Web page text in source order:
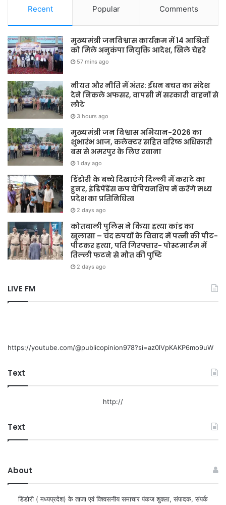
Recent Popular Comments
मुख्यमंत्री जनविश्वास कार्यक्रम में 14 आश्रितों
को मिले अनुकंपा नियुक्ति आदेश, खिले चेहरे
57 mins ago
नीयत और नीति में अंतर: ईंधन बचत का संदेश
देने निकले अफसर, वापसी में सरकारी वाहनों से
लौटे
3 hours ago
मुख्यमंत्री जन विश्वास अभियान-2026 का
शुभारंभ आज, कलेक्टर सहित वरिष्ठ अधिकारी
बस से अमरपुर के लिए रवाना
1 day ago
डिंडोरी के बच्चे दिखाएंगे दिल्ली में कराटे का
हुनर, इंडिपेंडेंस कप चैंपियनशिप में करेंगे मध्य
प्रदेश का प्रतिनिधित्व
2 days ago
कोतवाली पुलिस ने किया हत्या कांड का
खुलासा – चंद रुपयों के विवाद में पत्नी की पीट-
पीटकर हत्या, पति गिरफ्तार- पोस्टमार्टम में
तिल्ली फटने से मौत की पुष्टि
2 days ago
LIVE FM
https://youtube.com/@publicopinion978?si=az0lVpKAKP6mo9uW
Text
http://
Text
About
डिंडोरी ( मध्यप्रदेश) के ताजा एवं विश्वसनीय समाचार पंकज शुक्ला, संपादक, संपर्क